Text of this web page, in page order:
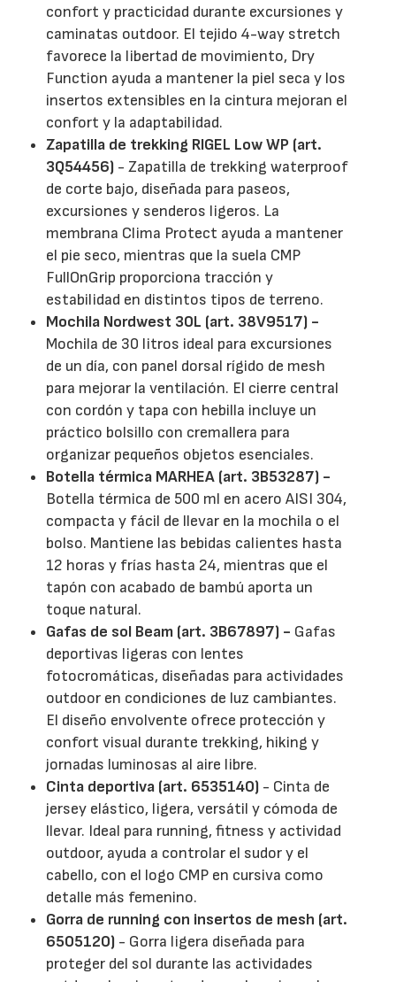
confort y practicidad durante excursiones y
caminatas outdoor. El tejido 4-way stretch
favorece la libertad de movimiento, Dry
Function ayuda a mantener la piel seca y los
insertos extensibles en la cintura mejoran el
confort y la adaptabilidad.
Zapatilla de trekking RIGEL Low WP (art.
3Q54456) - Zapatilla de trekking waterproof
de corte bajo, diseñada para paseos,
excursiones y senderos ligeros. La
membrana Clima Protect ayuda a mantener
el pie seco, mientras que la suela CMP
FullOnGrip proporciona tracción y
estabilidad en distintos tipos de terreno.
Mochila Nordwest 30L (art. 38V9517) -
Mochila de 30 litros ideal para excursiones
de un día, con panel dorsal rígido de mesh
para mejorar la ventilación. El cierre central
con cordón y tapa con hebilla incluye un
práctico bolsillo con cremallera para
organizar pequeños objetos esenciales.
Botella térmica MARHEA (art. 3B53287) -
Botella térmica de 500 ml en acero AISI 304,
compacta y fácil de llevar en la mochila o el
bolso. Mantiene las bebidas calientes hasta
12 horas y frías hasta 24, mientras que el
tapón con acabado de bambú aporta un
toque natural.
Gafas de sol Beam (art. 3B67897) - Gafas
deportivas ligeras con lentes
fotocromáticas, diseñadas para actividades
outdoor en condiciones de luz cambiantes.
El diseño envolvente ofrece protección y
confort visual durante trekking, hiking y
jornadas luminosas al aire libre.
Cinta deportiva (art. 6535140) - Cinta de
jersey elástico, ligera, versátil y cómoda de
llevar. Ideal para running, fitness y actividad
outdoor, ayuda a controlar el sudor y el
cabello, con el logo CMP en cursiva como
detalle más femenino.
Gorra de running con insertos de mesh (art.
6505120) - Gorra ligera diseñada para
proteger del sol durante las actividades